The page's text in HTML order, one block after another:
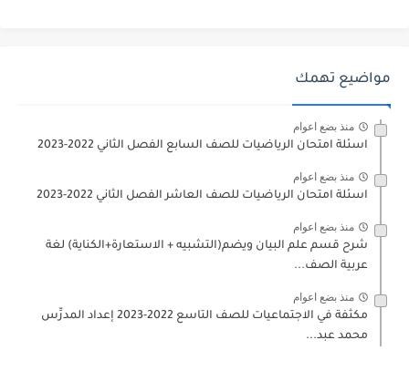
مواضيع تهمك
منذ بضع اعوام
اسئلة امتحان الرياضيات للصف السابع الفصل الثاني 2022-2023
منذ بضع اعوام
اسئلة امتحان الرياضيات للصف العاشر الفصل الثاني 2022-2023
منذ بضع اعوام
شرح قسم علم البيان ويضم(التشبيه + الاستعارة+الكناية) لغة
عربية الصف...
منذ بضع اعوام
مكثفة في الاجتماعيات للصف التاسع 2022-2023 إعداد المدرِّس
محمد عبد...